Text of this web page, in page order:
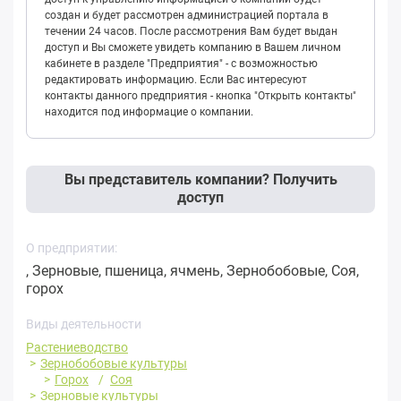
создан и будет рассмотрен администрацией портала в
течении 24 часов. После рассмотрения Вам будет выдан
доступ и Вы сможете увидеть компанию в Вашем личном
кабинете в разделе "Предприятия" - с возможностью
редактировать информацию. Если Вас интересуют
контакты данного предприятия - кнопка "Открыть контакты"
находится под информацие о компании.
Вы представитель компании? Получить
доступ
О предприятии:
, Зерновые, пшеница, ячмень, Зернобобовые, Соя,
горох
Виды деятельности
Растениеводство
Зернобобовые культуры
Горох
Соя
Зерновые культуры